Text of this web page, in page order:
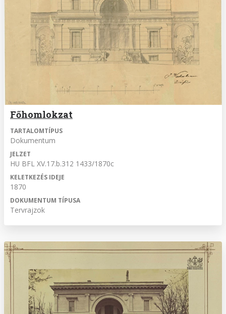
Főhomlokzat
TARTALOMTÍPUS
Dokumentum
JELZET
HU BFL XV.17.b.312 1433/1870c
KELETKEZÉS IDEJE
1870
DOKUMENTUM TÍPUSA
Tervrajzok